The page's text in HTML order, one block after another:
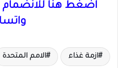
اضغط هنا للانضمام
ازمة غذاء الامم المتحدة